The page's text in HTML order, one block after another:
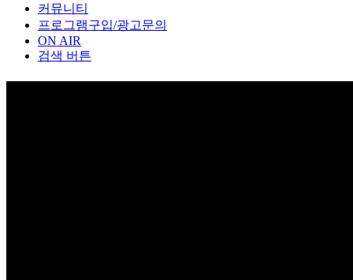
커뮤니티
프로그램구입/광고문의
ON AIR
검색 버튼